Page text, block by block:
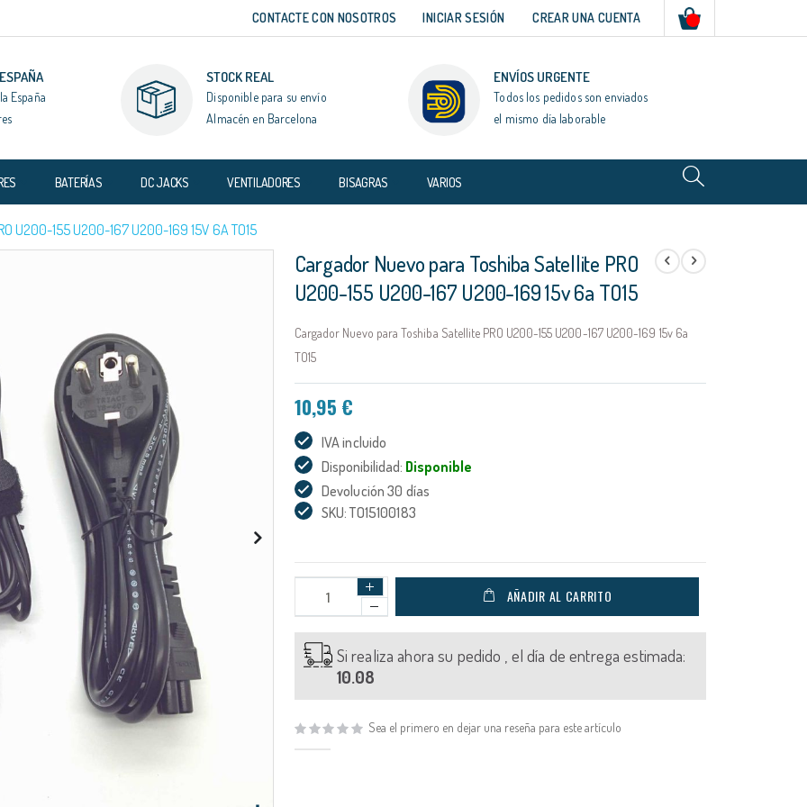
CONTACTE CON NOSOTROS INICIAR SESIÓN CREAR UNA CUENTA
España
STOCK REAL
Disponible para su envío
Almacén en Barcelona
ENVÍOS URGENTE
Todos los pedidos son enviados
el mismo día laborable
BATERÍAS DC JACKS VENTILADORES BISAGRAS VARIOS
U200-155 U200-167 U200-169 15V 6A TO15
Cargador Nuevo para Toshiba Satellite PRO
U200-155 U200-167 U200-169 15v 6a TO15
Cargador Nuevo para Toshiba Satellite PRO U200-155 U200-167 U200-169 15v 6a
TO15
10,95 €
IVA incluido
Disponibilidad: Disponible
Devolución 30 días
SKU: TO15100183
AÑADIR AL CARRITO
Si realiza ahora su pedido , el día de entrega estimada:
10.08
Sea el primero en dejar una reseña para este artículo